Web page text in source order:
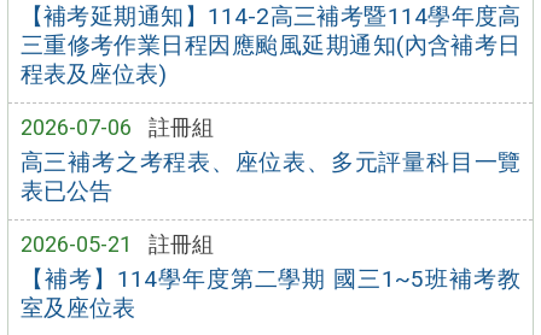
【補考延期通知】114-2高三補考暨114學年度高
三重修考作業日程因應颱風延期通知(內含補考日
程表及座位表)
2026-07-06 註冊組
高三補考之考程表、座位表、多元評量科目一覽
表已公告
2026-05-21 註冊組
【補考】114學年度第二學期 國三1~5班補考教
室及座位表